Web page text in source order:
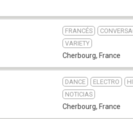
FRANCÉS
VARIETY
Cherbourg, France
DANCE ELECTRO
NOTICIAS
Cherbourg, France